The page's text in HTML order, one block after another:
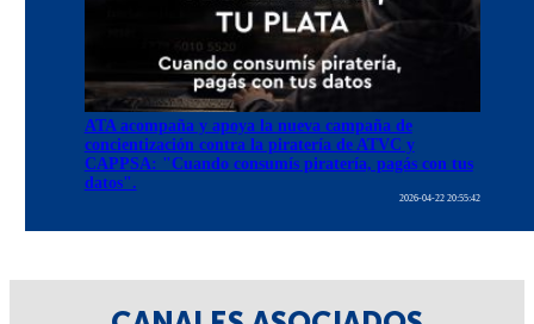
ATA acompaña y apoya la nueva campaña de
concientización contra la piratería de ATVC y
CAPPSA: "Cuando consumís piratería, pagás con tus
datos".
2026-04-22 20:55:42